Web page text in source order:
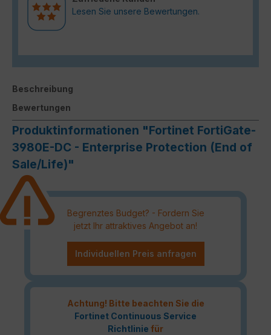
Lesen Sie unsere Bewertungen.
Beschreibung
Bewertungen
Produktinformationen "Fortinet FortiGate-
3980E-DC - Enterprise Protection (End of
Sale/Life)"
Begrenztes Budget? - Fordern Sie
jetzt Ihr attraktives Angebot an!
Individuellen Preis anfragen
Achtung! Bitte beachten Sie die
Fortinet Continuous Service
Richtlinie für